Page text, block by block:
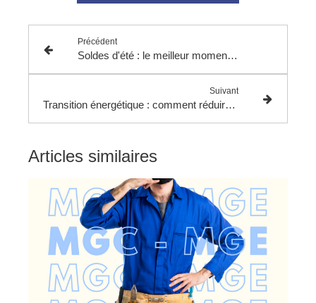
Précédent
Soldes d'été : le meilleur moment pour réaliser des économies d'énergie
Suivant
Transition énergétique : comment réduire ses consommations d’énergie durablement ?
Articles similaires